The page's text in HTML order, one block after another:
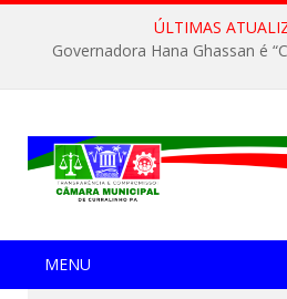
ÚLTIMAS
Governadora Hana Ghassan é
MENU